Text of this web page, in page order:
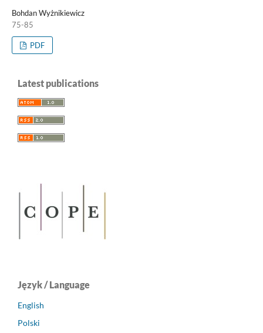
Bohdan Wyżnikiewicz
75-85
PDF
Latest publications
Język / Language
English
Polski